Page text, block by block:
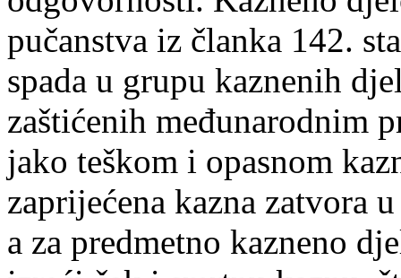
pučanstva iz članka 142.
spada u grupu kaznenih
zaštićenih međunarodnim
jako teškom i opasnom
zaprijećena kazna zatvora
a za predmetno kazneno